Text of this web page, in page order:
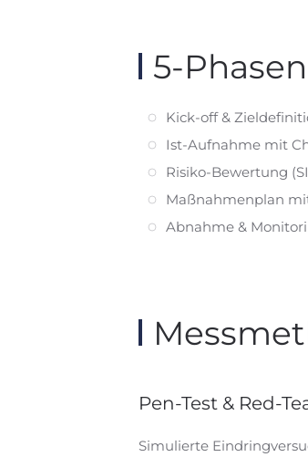
5-
Kick-off &
Ist-Aufnahme mit
Risiko-Bewertung
Maßnahmen­plan
Abnahme &
Pen-Test & Red-
Simulierte